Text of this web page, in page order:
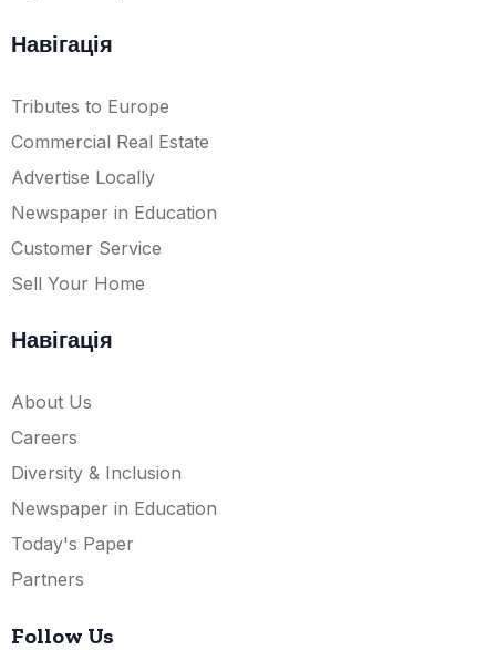
Навігація
Tributes to Europe
Commercial Real Estate
Advertise Locally
Newspaper in Education
Customer Service
Sell Your Home
Навігація
About Us
Careers
Diversity & Inclusion
Newspaper in Education
Today's Paper
Partners
Follow Us